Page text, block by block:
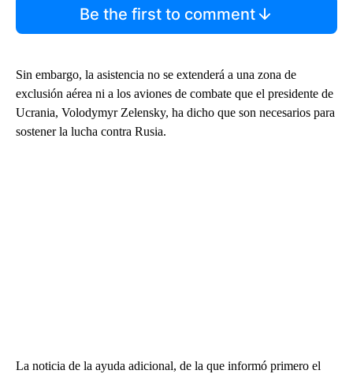
Be the first to comment
Sin embargo, la asistencia no se extenderá a una zona de
exclusión aérea ni a los aviones de combate que el presidente de
Ucrania, Volodymyr Zelensky, ha dicho que son necesarios para
sostener la lucha contra Rusia.
La noticia de la ayuda adicional, de la que informó primero el